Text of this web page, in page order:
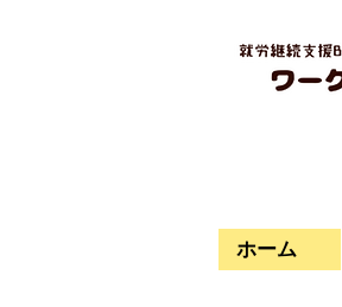
ホーム